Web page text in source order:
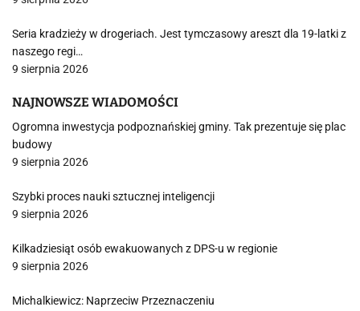
Seria kradzieży w drogeriach. Jest tymczasowy areszt dla 19-latki z
naszego regi…
9 sierpnia 2026
NAJNOWSZE WIADOMOŚCI
Ogromna inwestycja podpoznańskiej gminy. Tak prezentuje się plac
budowy
9 sierpnia 2026
Szybki proces nauki sztucznej inteligencji
9 sierpnia 2026
Kilkadziesiąt osób ewakuowanych z DPS-u w regionie
9 sierpnia 2026
Michalkiewicz: Naprzeciw Przeznaczeniu